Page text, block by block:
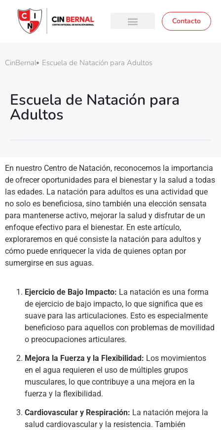
Contacto
CinBernal Escuela de Natación para Adultos
Escuela de Natación para
Adultos
En nuestro Centro de Natación, reconocemos la importancia
de ofrecer oportunidades para el bienestar y la salud a todas
las edades. La natación para adultos es una actividad que
no solo es beneficiosa, sino también una elección sensata
para mantenerse activo, mejorar la salud y disfrutar de un
enfoque efectivo para el bienestar. En este artículo,
exploraremos en qué consiste la natación para adultos y
cómo puede enriquecer la vida de quienes optan por
sumergirse en sus aguas.
Ejercicio de Bajo Impacto: La natación es una forma
de ejercicio de bajo impacto, lo que significa que es
suave para las articulaciones. Esto es especialmente
beneficioso para aquellos con problemas de movilidad
o preocupaciones articulares.
Mejora la Fuerza y la Flexibilidad: Los movimientos
en el agua requieren el uso de múltiples grupos
musculares, lo que contribuye a una mejora en la
fuerza y la flexibilidad.
Cardiovascular y Respiración: La natación mejora la
salud cardiovascular y la resistencia. También